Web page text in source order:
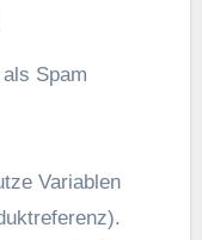
Spam
Variablen